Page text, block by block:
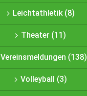
Leichtathletik (8)
Theater (11)
Vereinsmeldungen (138)
Volleyball (3)